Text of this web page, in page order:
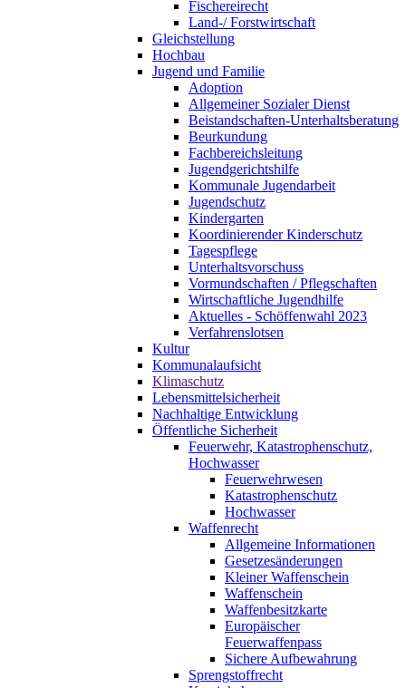
Fischereirecht
Land-/ Forstwirtschaft
Gleichstellung
Hochbau
Jugend und Familie
Adoption
Allgemeiner Sozialer Dienst
Beistandschaften-Unterhaltsberatung
Beurkundung
Fachbereichsleitung
Jugendgerichtshilfe
Kommunale Jugendarbeit
Jugendschutz
Kindergarten
Koordinierender Kinderschutz
Tagespflege
Unterhaltsvorschuss
Vormundschaften / Pflegschaften
Wirtschaftliche Jugendhilfe
Aktuelles - Schöffenwahl 2023
Verfahrenslotsen
Kultur
Kommunalaufsicht
Klimaschutz
Lebensmittelsicherheit
Nachhaltige Entwicklung
Öffentliche Sicherheit
Feuerwehr, Katastrophenschutz,
Hochwasser
Feuerwehrwesen
Katastrophenschutz
Hochwasser
Waffenrecht
Allgemeine Informationen
Gesetzesänderungen
Kleiner Waffenschein
Waffenschein
Waffenbesitzkarte
Europäischer
Feuerwaffenpass
Sichere Aufbewahrung
Sprengstoffrecht